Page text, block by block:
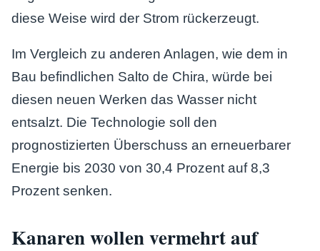
diese Weise wird der Strom rückerzeugt.
Im Vergleich zu anderen Anlagen, wie dem in
Bau befindlichen Salto de Chira, würde bei
diesen neuen Werken das Wasser nicht
entsalzt. Die Technologie soll den
prognostizierten Überschuss an erneuerbarer
Energie bis 2030 von 30,4 Prozent auf 8,3
Prozent senken.
Kanaren wollen vermehrt auf